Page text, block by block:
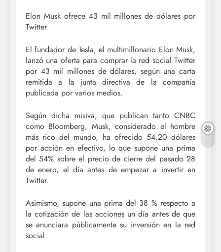
Elon Musk ofrece 43 mil millones de dólares por
Twitter
El fundador de Tesla, el multimillonario Elon Musk,
lanzó una oferta para comprar la red social Twitter
por 43 mil millones de dólares, según una carta
remitida a la junta directiva de la compañía
publicada por varios medios.
Según dicha misiva, que publican tanto CNBC
como Bloomberg, Musk, considerado el hombre
más rico del mundo, ha ofrecido 54.20 dólares
por acción en efectivo, lo que supone una prima
del 54% sobre el precio de cierre del pasado 28
de enero, el día antes de empezar a invertir en
Twitter.
Asimismo, supone una prima del 38 % respecto a
la cotización de las acciones un día antes de que
se anunciara públicamente su inversión en la red
social.